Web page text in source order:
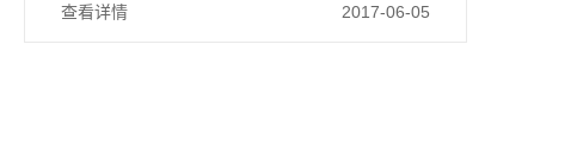
查看详情 2017-06-05